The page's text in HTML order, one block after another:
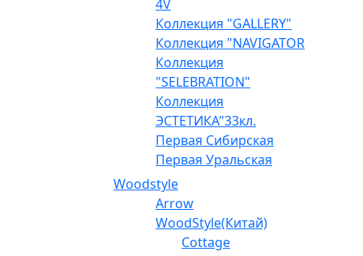
4V
Коллекция "GALLERY"
Коллекция "NAVIGATOR"
Коллекция
"SELEBRATION"
Коллекция
ЭСТЕТИКА"33кл.
Первая Сибирская
Первая Уральская
Woodstyle
Arrow
WoodStyle(Китай)
Cottage